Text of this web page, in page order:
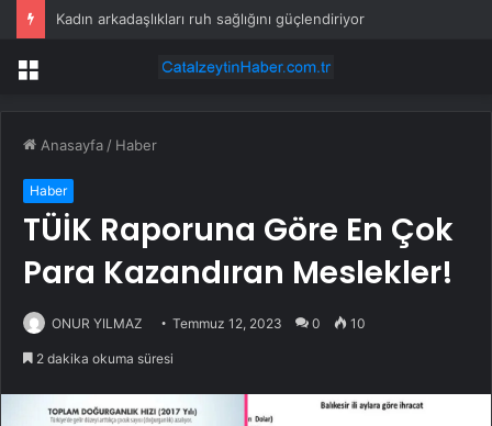
Kadın arkadaşlıkları ruh sağlığını güçlendiriyor
Menü
Anasayfa / Haber
Haber
TÜİK Raporuna Göre En Çok
Para Kazandıran Meslekler!
ONUR YILMAZ Temmuz 12, 2023 0 10
2 dakika okuma süresi